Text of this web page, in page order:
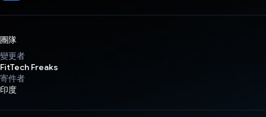
團隊
變更者
FitTech Freaks
寄件者
印度